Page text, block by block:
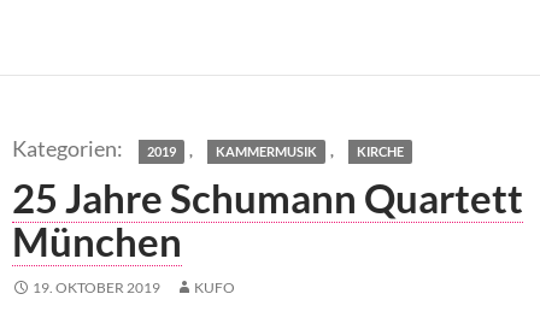
2019 , KAMMERMUSIK , KIRCHE
25 Jahre Schumann Quartett
München
19. OKTOBER 2019 KUFO